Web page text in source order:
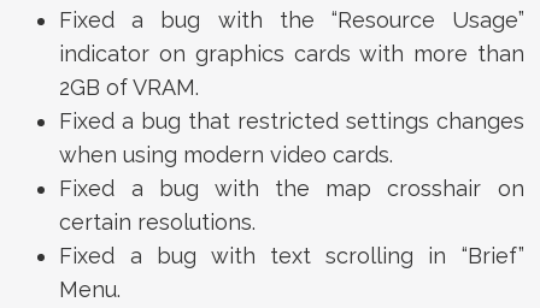
Fixed a bug with the “Resource Usage”
indicator on graphics cards with more than
2GB of VRAM.
Fixed a bug that restricted settings changes
when using modern video cards.
Fixed a bug with the map crosshair on
certain resolutions.
Fixed a bug with text scrolling in “Brief”
Menu.